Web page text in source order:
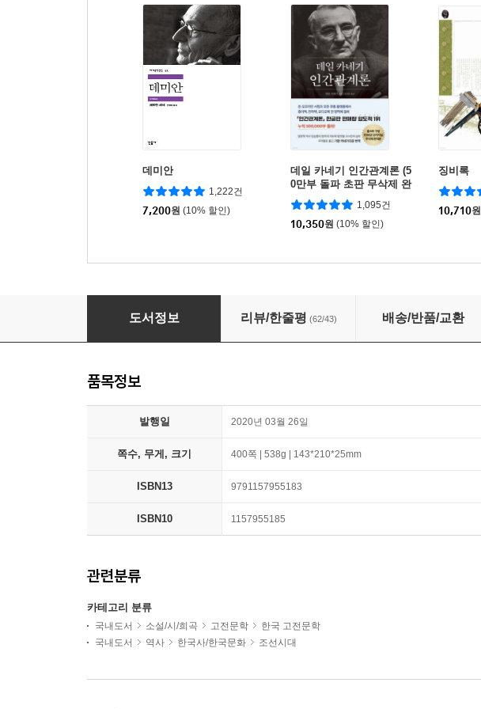
데미안
1,222건
7,200원 (10% 할인)
데일 카네기 인간관계론 (5
0만부 돌파 초판 무삭제 완
역본)
1,095건
10,350원 (10% 할인)
징비록
10,710원
도서정보 리뷰/한줄평 (62/43) 배송/반품/교환
품목정보
발행일 2020년 03월 26일
쪽수, 무게, 크기 400쪽 | 538g | 143*210*25mm
ISBN13 9791157955183
ISBN10 1157955185
관련분류
카테고리 분류
국내도서 소설/시/희곡 고전문학
한국 고전문학
국내도서
역사 한국사/한국문화 조선시대